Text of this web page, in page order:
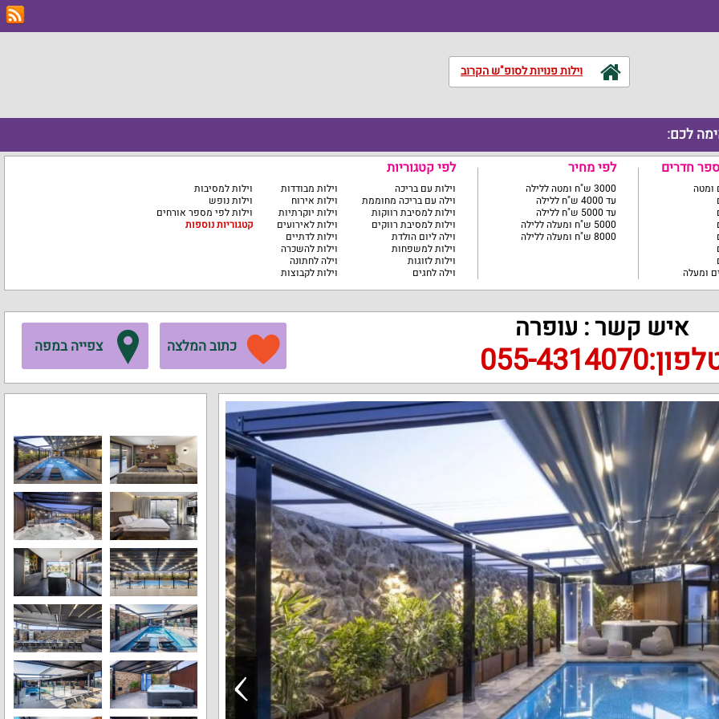
וילות פנויות לסופ"ש הקרוב
לכם:
חדרים לפי מחיר
3000 ש"ח ומטה ללילה
עד 4000 ש"ח ללילה
עד 5000 ש"ח ללילה
5000 ש"ח ומעלה ללילה
8000 ש"ח ומעלה ללילה
לפי קטגוריות
וילות עם בריכה
וילה עם בריכה מחוממת
וילות למסיבת רווקות
וילות למסיבת רווקים
וילה ליום הולדת
וילות למשפחות
וילות לזוגות
וילה לחגים
וילות מבודדות
וילות אירוח
וילות יוקרתיות
וילות לאירועים
וילות לדתיים
וילות להשכרה
וילה לחתונה
וילות לקבוצות
וילות למסיבות
וילות נופש
וילות לפי מספר אורחים
קטגוריות נוספות
כתוב המלצה צפייה במפה
איש קשר : עופרה
4314070